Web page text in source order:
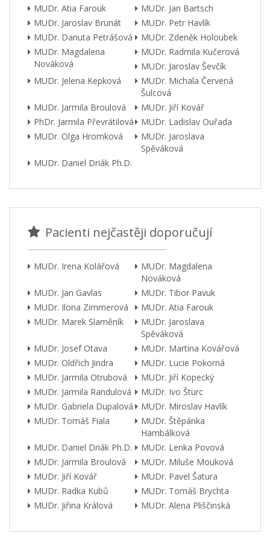
MUDr. Atia Farouk
MUDr. Jan Bartsch
MUDr. Jaroslav Brunát
MUDr. Petr Havlík
MUDr. Danuta Petrášová
MUDr. Zdeněk Holoubek
MUDr. Magdalena
Nováková
MUDr. Radmila Kučerová
MUDr. Jaroslav Ševčík
MUDr. Jelena Kepková
MUDr. Michala Červená
Šulcová
MUDr. Jarmila Broulová
MUDr. Jiří Kovář
PhDr. Jarmila Převrátilová
MUDr. Ladislav Ouřada
MUDr. Olga Hromková
MUDr. Jaroslava
Spěváková
MUDr. Daniel Driák Ph.D.
Pacienti nejčastěji doporučují
MUDr. Irena Kolářová
MUDr. Magdalena
Nováková
MUDr. Jan Gavlas
MUDr. Tibor Pavuk
MUDr. Ilona Zimmerová
MUDr. Atia Farouk
MUDr. Marek Slaměník
MUDr. Jaroslava
Spěváková
MUDr. Josef Otava
MUDr. Martina Kovářová
MUDr. Oldřich Jindra
MUDr. Lucie Pokorná
MUDr. Jarmila Otrubová
MUDr. Jiří Kopecký
MUDr. Jarmila Randulová
MUDr. Ivo Šturc
MUDr. Gabriela Dupalová
MUDr. Miroslav Havlík
MUDr. Tomáš Fiala
MUDr. Štěpánka
Hambálková
MUDr. Daniel Driák Ph.D.
MUDr. Lenka Povová
MUDr. Jarmila Broulová
MUDr. Miluše Mouková
MUDr. Jiří Kovář
MUDr. Pavel Šatura
MUDr. Radka Kubů
MUDr. Tomáš Brychta
MUDr. Jiřina Králová
MUDr. Alena Pliščinská